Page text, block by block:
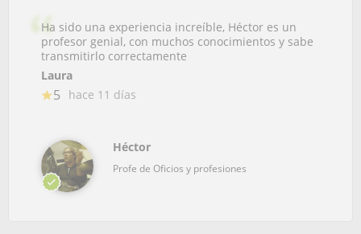
Ha sido una experiencia increíble, Héctor es un
profesor genial, con muchos conocimientos y sabe
transmitirlo correctamente
Laura
5 hace 11 días
Héctor
Profe de Oficios y profesiones